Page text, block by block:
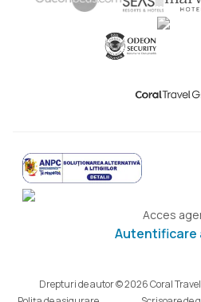
Acces
Autentificare
Drepturi de autor © 2026 Coral